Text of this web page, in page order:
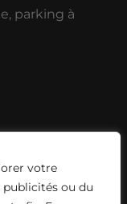
votre
publicités ou du
parking à
Copyright ©